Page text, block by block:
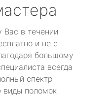
в течении
и не с
большому
всегда
спектр
виды поломок